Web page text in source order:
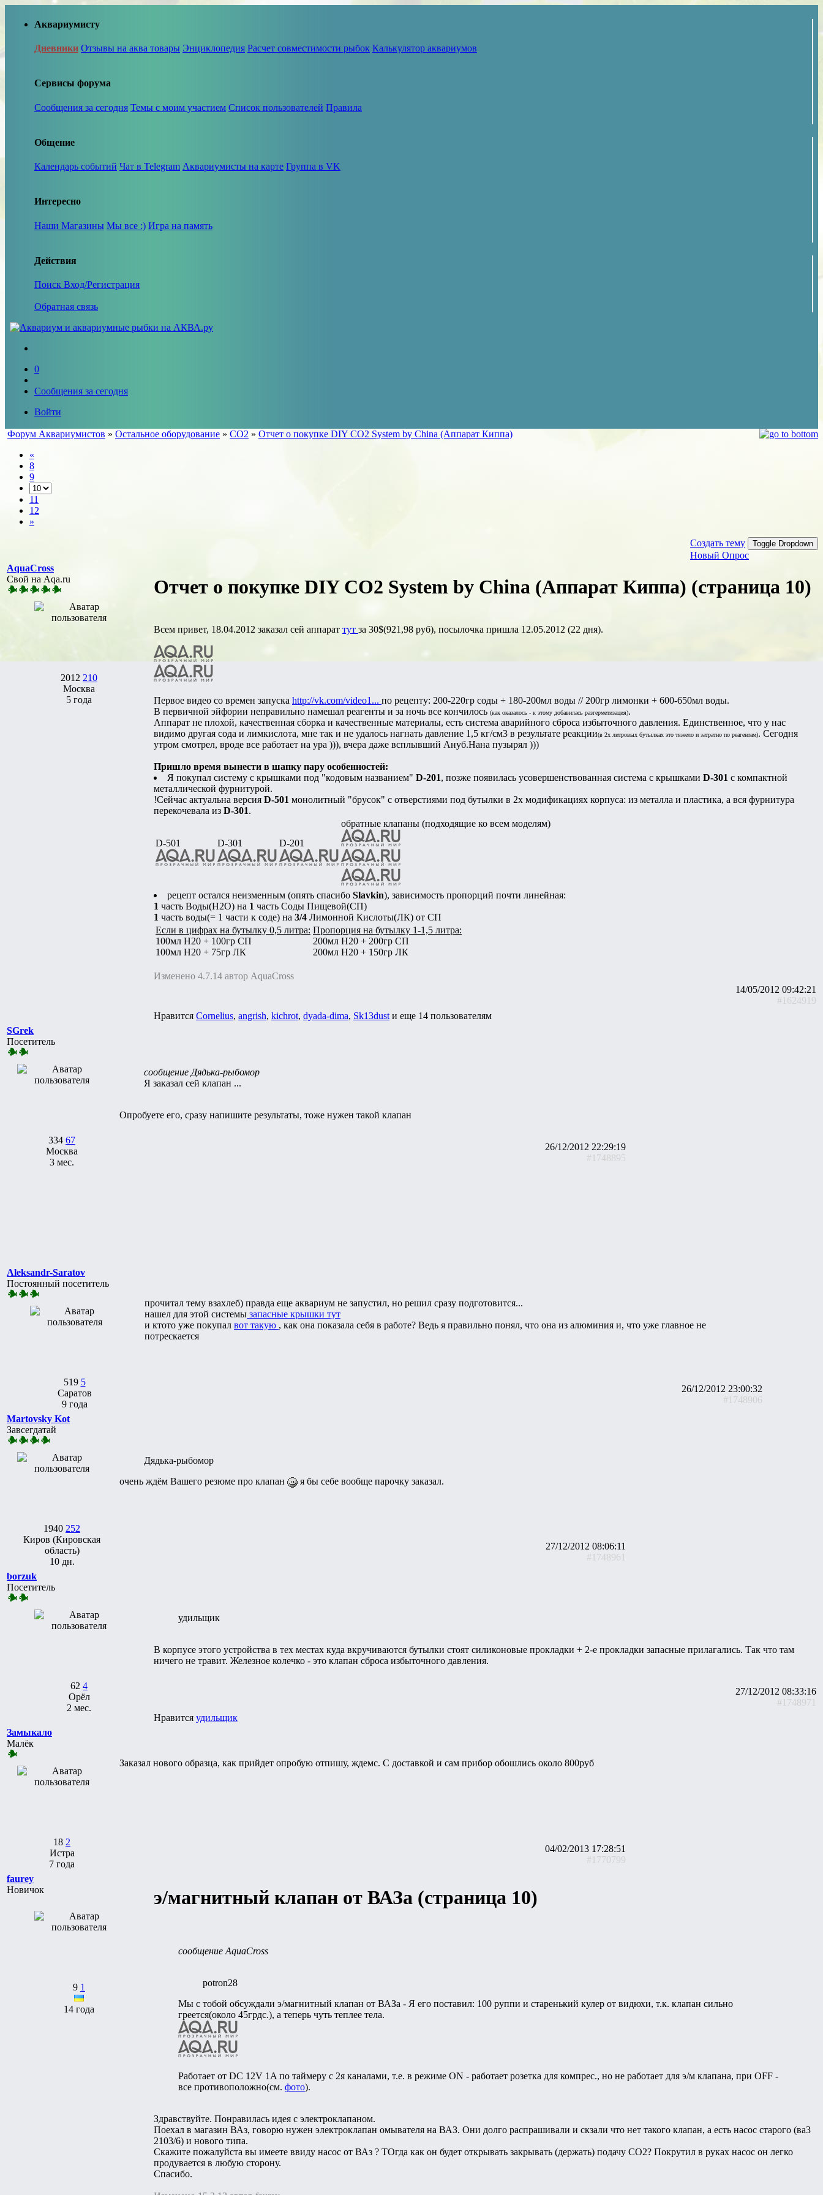
Аквариумисту
Дневники Отзывы на аква товары Энциклопедия Расчет совместимости рыбок Калькулятор аквариумов
Сервисы форума
Сообщения за сегодня Темы с моим участием Список пользователей Правила
Общение
Календарь событий Чат в Telegram Аквариумисты на карте Группа в VK
Интересно
Наши Магазины Мы все :) Игра на память
Действия
Поиск Вход/Регистрация
Обратная связь
0
Сообщения за сегодня
Войти
Форум Аквариумистов » Остальное оборудование » СО2 » Отчет о покупке DIY CO2 System by China (Аппарат Киппа)
«
8
9
11
12
»
Создать тему Toggle Dropdown
Новый Опрос
AquaCross
Свой на Aqa.ru
2012 210
Москва
5 года
Отчет о покупке DIY CO2 System by China (Аппарат Киппа) (страница 10)
Всем привет, 18.04.2012 заказал сей аппарат тут за 30$(921,98 руб), посылочка пришла 12.05.2012 (22 дня).
Первое видео со времен запуска http://vk.com/video1... по рецепту: 200-220гр соды + 180-200мл воды // 200гр лимонки + 600-650мл воды.
В первичной эйфории неправильно намешал реагенты и за ночь все кончилось (как оказалось - к этому добавилась разгерметизация).
Аппарат не плохой, качественная сборка и качественные материалы, есть система аварийного сброса избыточного давления. Единственное, что у нас
видимо другая сода и лимкислота, мне так и не удалось нагнать давление 1,5 кг/см3 в результате реакции(в 2х литровых бутылках это тяжело и затратно по реагентам). Сегодня
утром смотрел, вроде все работает на ура ))), вчера даже всплывший Ануб.Нана пузырял )))
Пришло время вынести в шапку пару особенностей:
Я покупал систему с крышками под "кодовым названием" D-201, позже появилась усовершенствованная система с крышками D-301 с компактной
металлической фурнитурой.
!Сейчас актуальна версия D-501 монолитный "брусок" с отверстиями под бутылки в 2х модификациях корпуса: из металла и пластика, а вся фурнитура
перекочевала из D-301.
D-501 D-301 D-201
обратные клапаны (подходящие ко всем моделям)
рецепт остался неизменным (опять спасибо Slavkin), зависимость пропорций почти линейная:
1 часть Воды(H2O) на 1 часть Соды Пищевой(СП)
1 часть воды(= 1 части к соде) на 3/4 Лимонной Кислоты(ЛК) от СП
Если в цифрах на бутылку 0,5 литра:
100мл H20 + 100гр СП
100мл H20 + 75гр ЛК
Пропорция на бутылку 1-1,5 литра:
200мл H20 + 200гр СП
200мл H20 + 150гр ЛК
Изменено 4.7.14 автор AquaCross
14/05/2012 09:42:21
#1624919
Нравится Cornelius, angrish, kichrot, dyada-dima, Sk13dust и еще 14 пользователям
SGrek
Посетитель
334 67
Москва
3 мес.
сообщение Дядька-рыбомор
Я заказал сей клапан ...
Опробуете его, сразу напишите результаты, тоже нужен такой клапан
26/12/2012 22:29:19
#1748895
Aleksandr-Saratov
Постоянный посетитель
519 5
Саратов
9 года
прочитал тему взахлеб) правда еще аквариум не запустил, но решил сразу подготовится...
нашел для этой системы запасные крышки тут
и ктото уже покупал вот такую , как она показала себя в работе? Ведь я правильно понял, что она из алюминия и, что уже главное не
потрескается
26/12/2012 23:00:32
#1748906
Martovsky Kot
Завсегдатай
1940 252
Киров (Кировская
область)
10 дн.
Дядька-рыбомор
очень ждём Вашего резюме про клапан
я бы себе вообще парочку заказал.
27/12/2012 08:06:11
#1748961
borzuk
Посетитель
62 4
Орёл
2 мес.
удильщик
В корпусе этого устройства в тех местах куда вкручиваются бутылки стоят силиконовые прокладки + 2-е прокладки запасные прилагались. Так что там
ничего не травит. Железное колечко - это клапан сброса избыточного давления.
27/12/2012 08:33:16
#1748971
Нравится удильщик
Замыкало
Малёк
18 2
Истра
7 года
Заказал нового образца, как прийдет опробую отпишу, ждемс. С доставкой и сам прибор обошлись около 800руб
04/02/2013 17:28:51
#1770799
faurey
Новичок
9 1
14 года
э/магнитный клапан от ВАЗа (страница 10)
сообщение AquaCross
potron28
Мы с тобой обсуждали э/магнитный клапан от ВАЗа - Я его поставил: 100 руппи и старенький кулер от видюхи, т.к. клапан сильно
греется(около 45грдс.), а теперь чуть теплее тела.
Работает от DC 12V 1A по таймеру с 2я каналами, т.е. в режиме ON - работает розетка для компрес., но не работает для э/м клапана, при OFF -
все противоположно(см. фото).
Здравствуйте. Понравилась идея с электроклапаном.
Поехал в магазин ВАз, говорю нужен электроклапан омывателя на ВАЗ. Они долго распрашивали и скзали что нет такого клапан, а есть насос старого (ва3
2103/6) и нового типа.
Скажите пожалуйста вы имеете ввиду насос от ВАз ? ТОгда как он будет открывать закрывать (держать) подачу CO2? Покрутил в руках насос он легко
продувается в любую сторону.
Спасибо.